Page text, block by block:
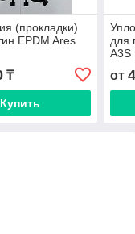
(прокладки)
EPDM Ares
₸
Купить
для
A3S
от